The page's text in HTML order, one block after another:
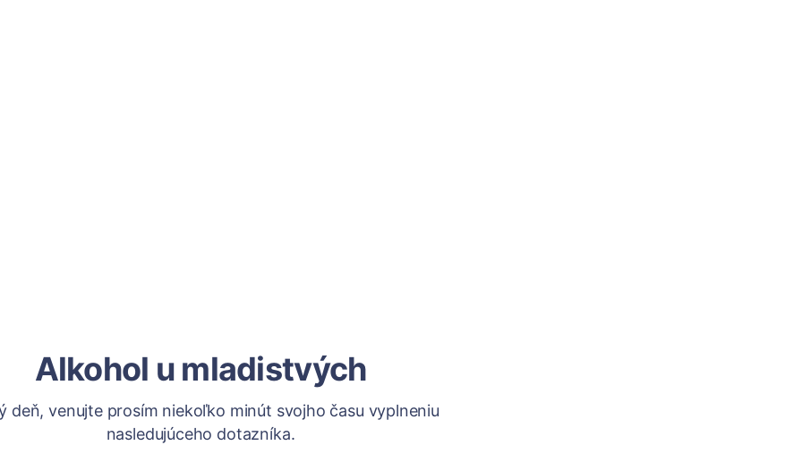
Alkohol u mladistvých
deň, venujte prosím niekoľko minút svojho času vyplneniu
nasledujúceho dotazníka.